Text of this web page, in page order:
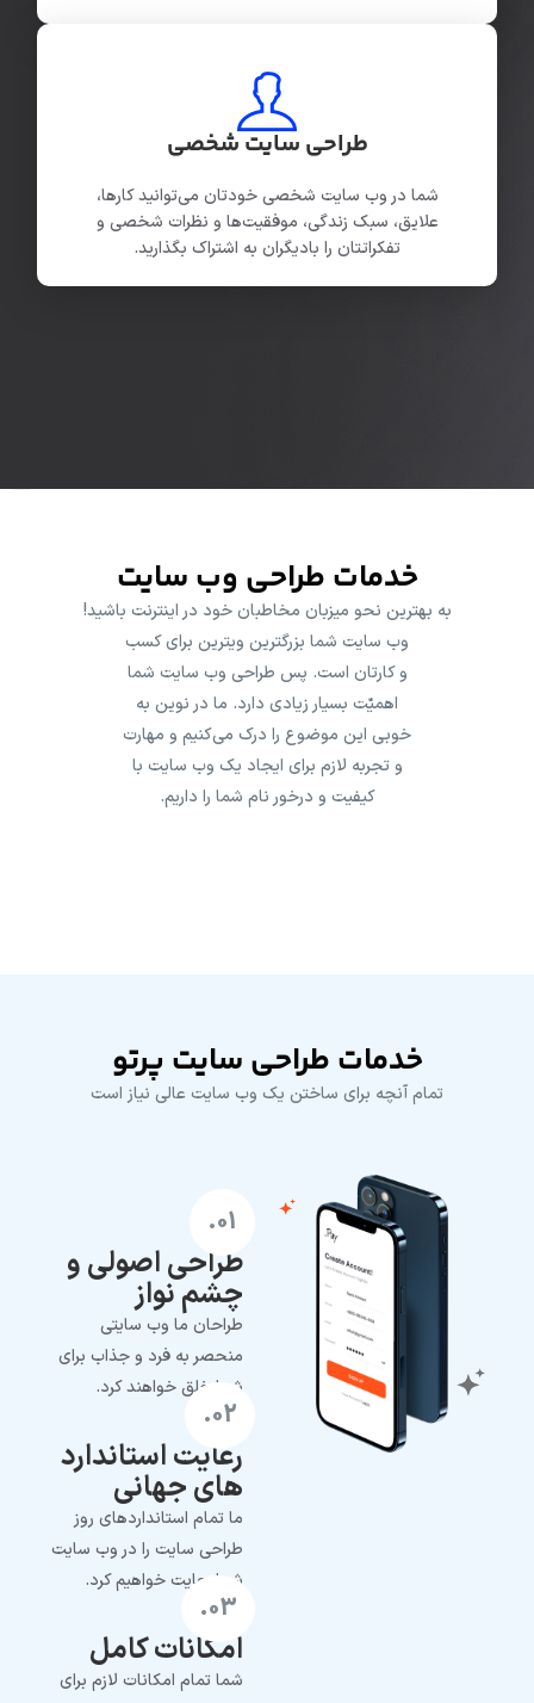
طراحی سایت شخصی
شما در وب سایت شخصی خودتان می‌توانید کارها،
علایق، سبک زندگی، موفقیت‌ها و نظرات شخصی و
تفکراتتان را بادیگران به اشتراک بگذارید.
خدمات طراحی وب سایت
به بهترین نحو میزبان مخاطبان خود در اینترنت باشید!
وب سایت شما بزرگترین ویترین برای کسب
و کارتان است. پس طراحی وب سایت شما
اهمیّت بسیار زیادی دارد. ما در نوین به
خوبی این موضوع را درک می‌کنیم و مهارت
و تجربه لازم برای ایجاد یک وب سایت با
کیفیت و درخور نام شما را داریم.
خدمات طراحی سایت پرتو
تمام آنچه برای ساختن یک وب سایت عالی نیاز است
طراحی اصولی و
چشم نواز
طراحان ما وب سایتی
منحصر به فرد و جذاب برای
شما خلق خواهند کرد.
01.
رعایت استاندارد
های جهانی
ما تمام استانداردهای روز
طراحی سایت را در وب سایت
شما رعایت خواهیم کرد.
02.
امکانات کامل
شما تمام امکانات لازم برای
03.